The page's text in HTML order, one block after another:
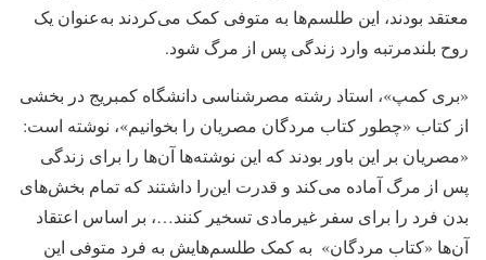
معتقد بودند، این طلسم‌ها به متوفی کمک می‌کردند به‌عنوان یک
روح بلندمرتبه وارد زندگی پس از مرگ شود.
«بری کمپ»، استاد رشته مصرشناسی دانشگاه کمبریج در بخشی
از کتاب «چطور کتاب مردگان مصریان را بخوانیم»، نوشته است:
«مصریان بر این باور بودند که این نوشته‌ها آن‌ها را برای زندگی
پس از مرگ آماده می‌کند و قدرت این‌را داشتند که تمام بخش‌های
بدن فرد را برای سفر غیرمادی تسخیر کنند…، بر اساس اعتقاد
آن‌ها «کتاب مردگان» ‌ به کمک طلسم‌هایش به فرد متوفی این